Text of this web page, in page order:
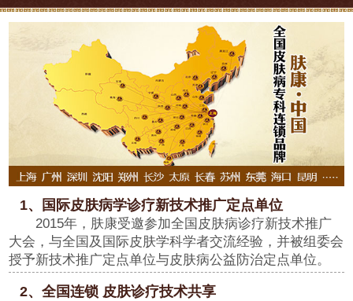
1、国际皮肤病学诊疗新技术推广定点单位
2015年，肤康受邀参加全国皮肤病诊疗新技术推广
大会，与全国及国际皮肤学科学者交流经验，并被组委会
授予新技术推广定点单位与皮肤病公益防治定点单位。
2、全国连锁 皮肤诊疗技术共享